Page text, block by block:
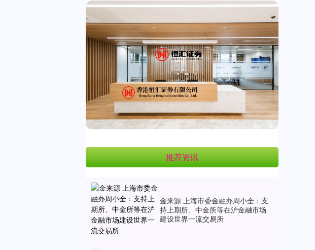
推荐资讯
金来源 上海市委金融办周小全：支
持上期所、中金所等在沪金融市场
建设世界一流交易所